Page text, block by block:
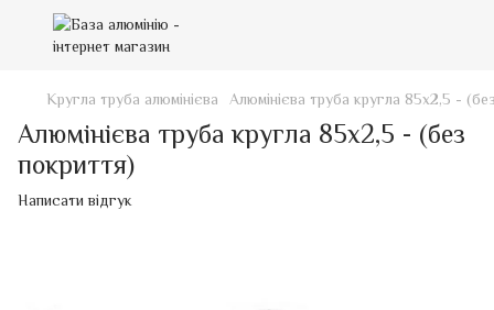
Кругла труба алюмінієва Алюмінієва труба кругла 85х2,5 -
Алюмінієва труба кругла 85х2,5 - (без
покриття)
Написати відгук